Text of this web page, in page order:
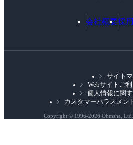
会社概要採
サイト
Webサイトご
個人情報に関
カスタマーハラスメン
Copyright © 1996-2026 Ohmsha,